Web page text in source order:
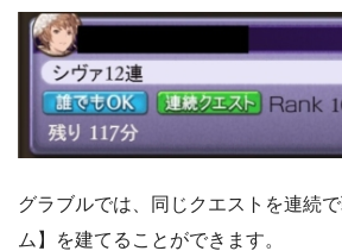
グラブルでは、同じクエストを連続
ム】を建てることができます。